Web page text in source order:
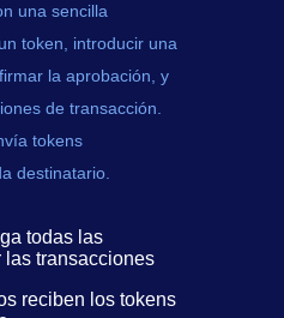
una sencilla
token, introducir una
la aprobación, y
de transacción.
tokens
destinatario.
todas las
transacciones
reciben los tokens